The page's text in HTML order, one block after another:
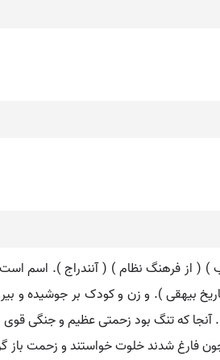
فرهنگ نظام ) ( آنندراج ). اسم است از
بیهقی ). و زن و کودک بر جوشیده و
خفیف تر شد. ( تفسیر ابوالفتوح رازی چ 1 ج 2 ص 266 ). چون